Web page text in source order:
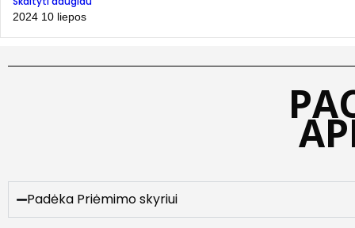
2024 10 liepos
Padėka Priėmimo skyriui